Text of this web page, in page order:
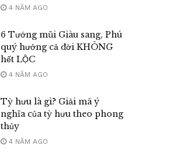
4 NĂM AGO
6 Tướng mũi Giàu sang, Phú
quý hưởng cả đời KHÔNG
hết LỘC
4 NĂM AGO
Tỳ hưu là gì? Giải mã ý
nghĩa của tỳ hưu theo phong
thủy
4 NĂM AGO